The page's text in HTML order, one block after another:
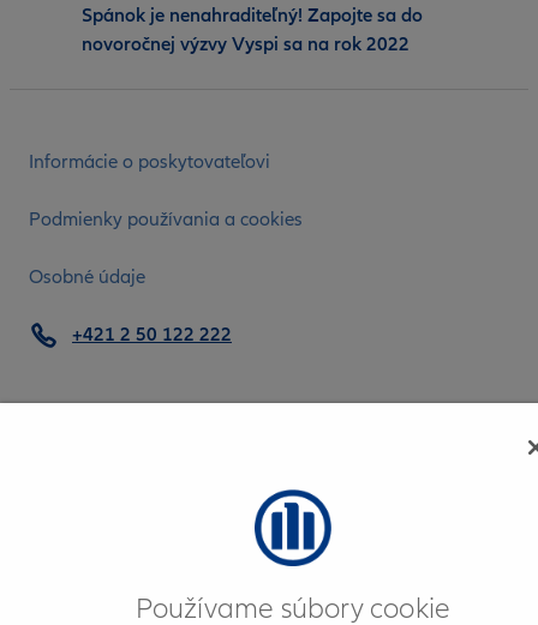
Informácie o poskytovateľovi
Podmienky používania a cookies
Osobné údaje
+421 2 50 122 222
Spánok je nenahraditeľný! Zapojte sa do
novoročnej výzvy Vyspi sa na rok 2022
Používame súbory cookie